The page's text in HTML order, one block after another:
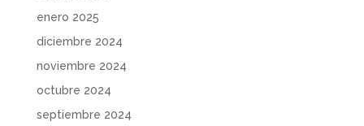
enero 2025
diciembre 2024
noviembre 2024
octubre 2024
septiembre 2024